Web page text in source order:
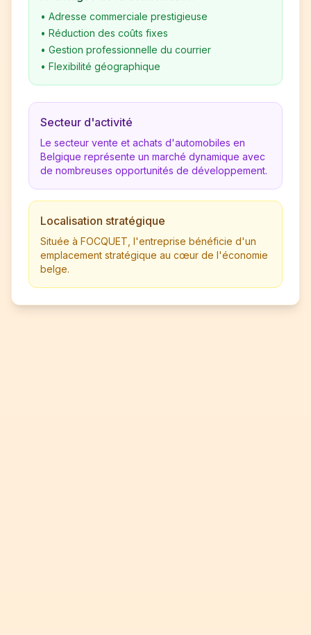
• Adresse commerciale prestigieuse
• Réduction des coûts fixes
• Gestion professionnelle du courrier
• Flexibilité géographique
Secteur d'activité
Le secteur vente et achats d'automobiles en
Belgique représente un marché dynamique avec
de nombreuses opportunités de développement.
Localisation stratégique
Située à FOCQUET, l'entreprise bénéficie d'un
emplacement stratégique au cœur de l'économie
belge.